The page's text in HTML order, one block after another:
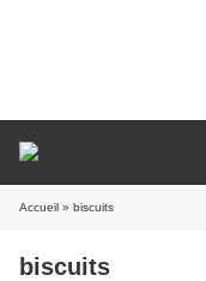
Accueil » biscuits
biscuits